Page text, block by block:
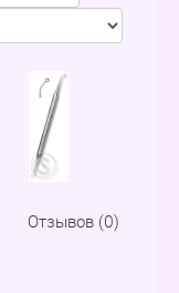
Отзывов (0)